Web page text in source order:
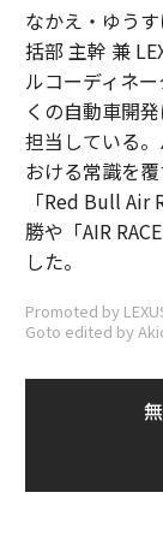
なかえ・ゆう
括部 主幹 兼
ルコーディネ
くの自動車開
担当している
おける常識を
「Red Bull
勝や「AIR
した。
Promoted by
Goto edited by